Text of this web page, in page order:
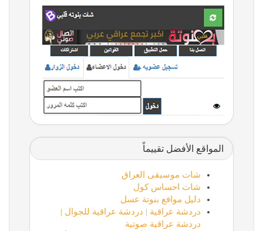
المواقع الأفضل تقييماً
شات موسيقى العراق
شات احساس كول
دليل مواقع بنوتة عسل
دردشة عراقية | دردشة عراقية للجوال |
دردشة عراقية صوتية